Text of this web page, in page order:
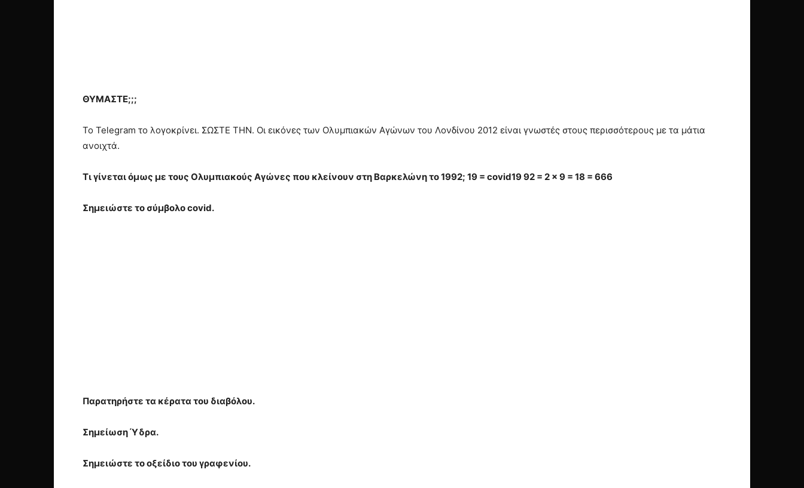
ΘΥΜΑΣΤΕ;;;
Το Telegram το λογοκρίνει. ΣΩΣΤΕ ΤΗΝ. Οι εικόνες των Ολυμπιακών Αγώνων του Λονδίνου 2012 είναι γνωστές στους περισσότερους με τα μάτια
ανοιχτά.
Τι γίνεται όμως με τους Ολυμπιακούς Αγώνες που κλείνουν στη Βαρκελώνη το 1992; 19 = covid19 92 = 2 × 9 = 18 = 666
Σημειώστε το σύμβολο covid.
Παρατηρήστε τα κέρατα του διαβόλου.
Σημείωση Ύδρα.
Σημειώστε το οξείδιο του γραφενίου.